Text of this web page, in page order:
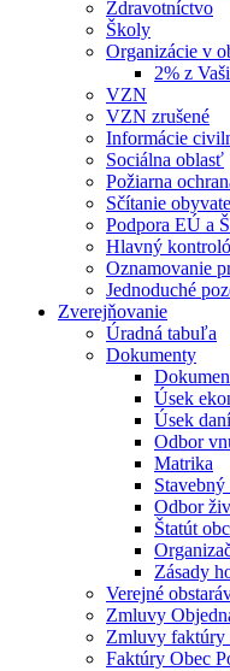
Zdravotníctvo
Školy
Organizácie v
2% z
VZN
VZN zrušené
Informácie
Sociálna oblasť
Požiarna
Sčítanie
Podpora EÚ a
Hlavný
Oznamovanie
Jednoduché
Zverejňovanie
Úradná tabuľa
Dokumenty
Úsek
Úsek
Odbor
Matrika
Stavebný
Odbor
Štatút
Zásady
Verejné
Zmluvy
Zmluvy faktúry
Faktúry Obec